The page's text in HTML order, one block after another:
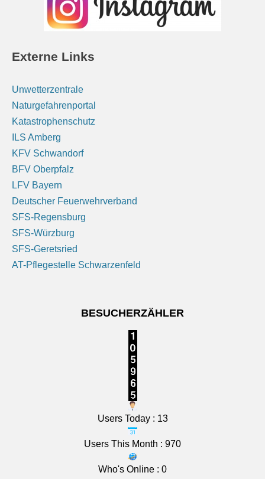
Oberbayern: Vereinzelt, an den Alpen teils auch
kräftige Schauer und Gewitter. Nachts am östlichen
Auflockerungen. Tiefstwerte 14 bis 17 Grad.
Das Regionalwetter für Oberbayern: Vereinzelt, an
den Alpen teils auch kräftige Schauer und Gewitter.
Nachts am östlichen Alpenrand noch Regen oder
Gewitter, später Auflockerungen. Tiefstwerte 14 bis 17
Grad.[...]
Unterfranken: Überwiegend sonnig. Nachts klar,
Abkühlung auf 14 bis 9 Grad.
6 August 2026
Das Regionalwetter für Unterfranken: Überwiegend
Das Regionalwetter für Mittelfranken: Sonne und
Wolken. Nachts meist klar, Abkühlung auf 14 bis 11
Externe Links
Unwetterzentrale
Naturgefahrenportal
Katastrophenschutz
ILS Amberg
KFV Schwandorf
BFV Oberpfalz
LFV Bayern
Deutscher Feuerwehrverband
SFS-Regensburg
SFS-Würzburg
BESUCHERZÄHLER
Users Today : 13
Users This Month : 970